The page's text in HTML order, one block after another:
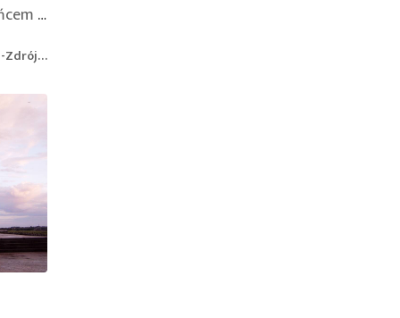
Torfowisko pod Zieleńcem - Rezerwat Przyrody
Poland